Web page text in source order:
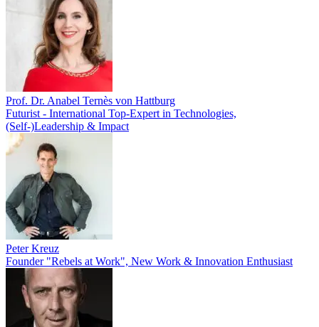
Prof. Dr. Anabel Ternès von Hattburg
Futurist - International Top-Expert in Technologies,
(Self-)Leadership & Impact
Peter Kreuz
Founder "Rebels at Work", New Work & Innovation Enthusiast